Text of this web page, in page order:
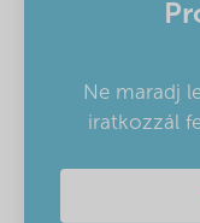
Ne maradj
iratkozzál